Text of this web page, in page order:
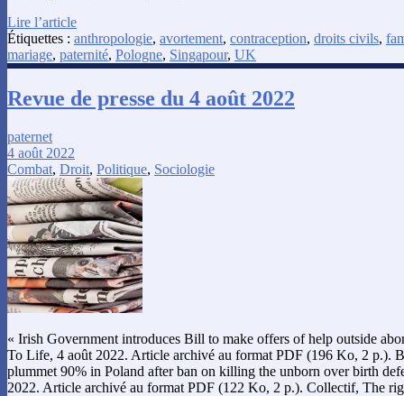
Lire l’article
Étiquettes : anthropologie, avortement, contraception, droits civils,
mariage, paternité, Pologne, Singapour, UK
Revue de presse du 4 août 2022
paternet
4 août 2022
Combat, Droit, Politique, Sociologie
« Irish Government introduces Bill to make offers of help outside
To Life, 4 août 2022. Article archivé au format PDF (196 Ko, 2 p.).
plummet 90% in Poland after ban on killing the unborn over birth
2022. Article archivé au format PDF (122 Ko, 2 p.). Collectif, The